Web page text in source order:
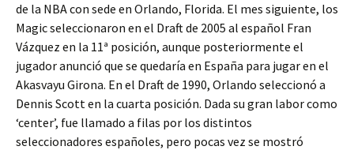
de la NBA con sede en Orlando, Florida. El mes siguiente, los
Magic seleccionaron en el Draft de 2005 al español Fran
Vázquez en la 11ª posición, aunque posteriormente el
jugador anunció que se quedaría en España para jugar en el
Akasvayu Girona. En el Draft de 1990, Orlando seleccionó a
Dennis Scott en la cuarta posición. Dada su gran labor como
‘center’, fue llamado a filas por los distintos
seleccionadores españoles, pero pocas vez se mostró